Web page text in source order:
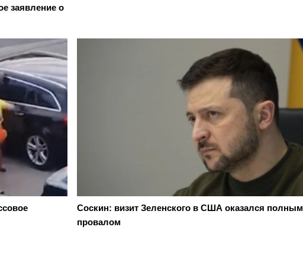
заявление о
Соскин: визит Зеленского в США оказался полным
провалом